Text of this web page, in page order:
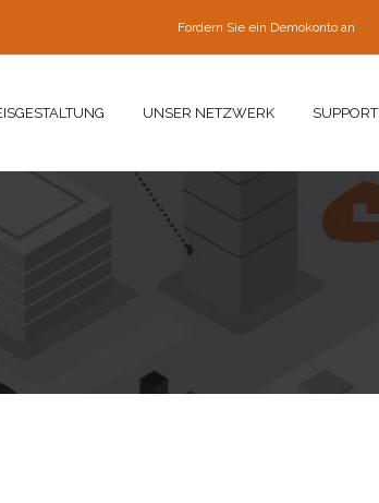
Fordern Sie ein Demokonto an
UNSER NETZWERK SUPPORT